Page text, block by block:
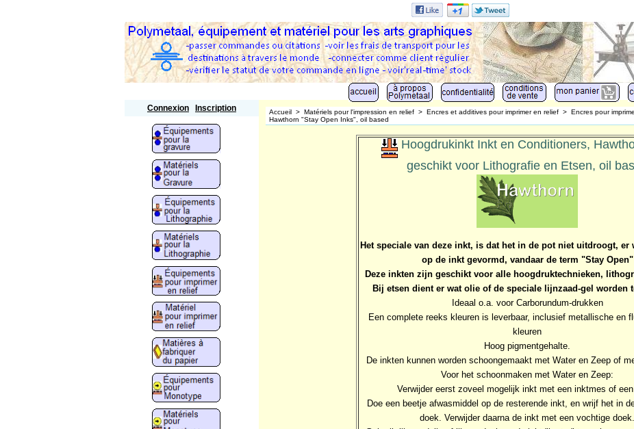
Connexion Inscription Accueil > Matériels pour l'impression en relief > Encres et additives pour imprimer en relief > Encres pour
Hawthorn "Stay Open Inks", oil based
Hoogdrukinkt Inkt en Conditioners,
geschikt voor Lithografie en Etsen, oil
Het speciale van deze inkt, is dat het in de pot niet uitdroogt, er
op de inkt gevormd, vandaar de term "Stay Open"
Deze inkten zijn geschikt voor alle hoogdruktechnieken,
Bij etsen dient er wat olie of de speciale lijnzaad-gel worden
Ideaal o.a. voor Carborundum-drukken
Een complete reeks kleuren is leverbaar, inclusief metallische en
kleuren
Hoog pigmentgehalte.
De inkten kunnen worden schoongemaakt met Water en Zeep of
Voor het schoonmaken met Water en Zeep:
Verwijder eerst zoveel mogelijk inkt met een inktmes of een
Doe een beetje afwasmiddel op de resterende inkt, en wrijf het in
doek. Verwijder daarna de inkt met een vochtige doek.